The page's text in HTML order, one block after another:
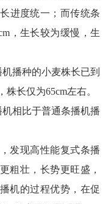
进度统一；而传统条
，生长较为缓慢 ，生
播种的小麦株长已到
株长仅为65cm左右。
机相比于普通条播机播
，发现高性能复式条播
粗壮，长势更旺盛，
机的过程优势 ， 在促